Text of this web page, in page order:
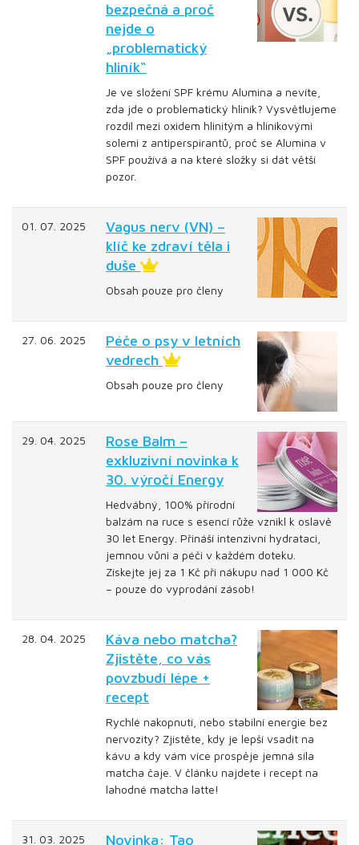
bezpečná a proč
nejde o
„problematický
hliník“
Je ve složení SPF krému Alumina a nevíte,
zda jde o problematický hliník? Vysvětlujeme
rozdíl mezi oxidem hlinitým a hliníkovými
solemi z antiperspirantů, proč se Alumina v
SPF používá a na které složky si dát větší
pozor.
01. 07. 2025
Vagus nerv (VN) –
klíč ke zdraví těla i
duše
Obsah pouze pro členy
27. 06. 2025
Péče o psy v letních
vedrech
Obsah pouze pro členy
29. 04. 2025
Rose Balm –
exkluzivní novinka k
30. výročí Energy
Hedvábný, 100% přírodní
balzám na ruce s esencí růže vznikl k oslavě
30 let Energy. Přináší intenzivní hydrataci,
jemnou vůni a péči v každém doteku.
Získejte jej za 1 Kč při nákupu nad 1 000 Kč
– pouze do vyprodání zásob!
28. 04. 2025
Káva nebo matcha?
Zjistěte, co vás
povzbudí lépe +
recept
Rychlé nakopnutí, nebo stabilní energie bez
nervozity? Zjistěte, kdy je lepší vsadit na
kávu a kdy vám více prospěje jemná síla
matcha čaje. V článku najdete i recept na
lahodné matcha latte!
31. 03. 2025 Novinka: Tao